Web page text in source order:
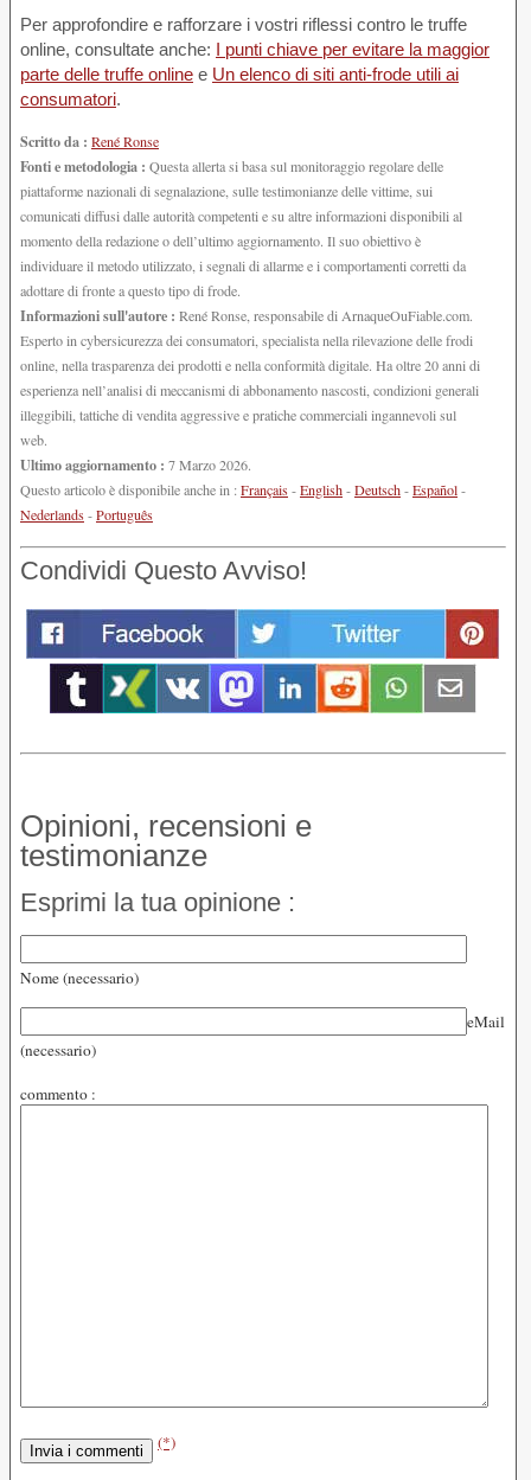
Per approfondire e rafforzare i vostri riflessi contro le truffe
online, consultate anche: I punti chiave per evitare la maggior
parte delle truffe online e Un elenco di siti anti-frode utili ai
consumatori.
Scritto da : René Ronse
Fonti e metodologia : Questa allerta si basa sul monitoraggio regolare delle
piattaforme nazionali di segnalazione, sulle testimonianze delle vittime, sui
comunicati diffusi dalle autorità competenti e su altre informazioni disponibili al
momento della redazione o dell’ultimo aggiornamento. Il suo obiettivo è
individuare il metodo utilizzato, i segnali di allarme e i comportamenti corretti da
adottare di fronte a questo tipo di frode.
Informazioni sull'autore : René Ronse, responsabile di ArnaqueOuFiable.com.
Esperto in cybersicurezza dei consumatori, specialista nella rilevazione delle frodi
online, nella trasparenza dei prodotti e nella conformità digitale. Ha oltre 20 anni di
esperienza nell’analisi di meccanismi di abbonamento nascosti, condizioni generali
illeggibili, tattiche di vendita aggressive e pratiche commerciali ingannevoli sul
web.
Ultimo aggiornamento : 7 Marzo 2026.
Questo articolo è disponibile anche in :Français-English-Deutsch-Español-
Nederlands-Português
Condividi Questo Avviso!
Opinioni, recensioni e
testimonianze
Esprimi la tua opinione :
Nome (necessario)
eMail
(necessario)
commento :
(*)